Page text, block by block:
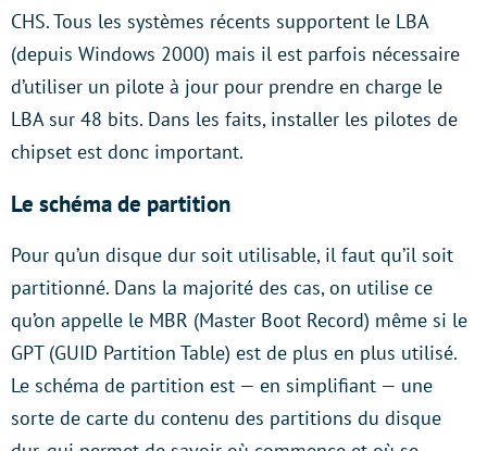
CHS. Tous les systèmes récents supportent le LBA
(depuis Windows 2000) mais il est parfois nécessaire
d’utiliser un pilote à jour pour prendre en charge le
LBA sur 48 bits. Dans les faits, installer les pilotes de
chipset est donc important.
Le schéma de partition
Pour qu’un disque dur soit utilisable, il faut qu’il soit
partitionné. Dans la majorité des cas, on utilise ce
qu’on appelle le MBR (Master Boot Record) même si le
GPT (GUID Partition Table) est de plus en plus utilisé.
Le schéma de partition est — en simplifiant — une
sorte de carte du contenu des partitions du disque